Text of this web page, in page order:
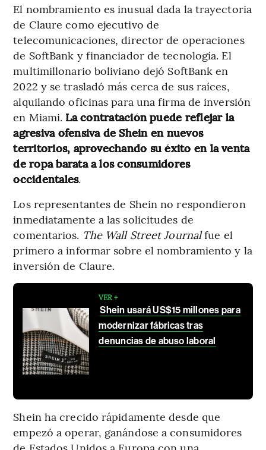
El nombramiento es inusual dada la trayectoria
de Claure como ejecutivo de
telecomunicaciones, director de operaciones
de SoftBank y financiador de tecnología. El
multimillonario boliviano dejó SoftBank en
2022 y se trasladó más cerca de sus raíces,
alquilando oficinas para una firma de inversión
en Miami. La contratación puede reflejar la
agresiva ofensiva de Shein en nuevos
territorios, aprovechando su éxito en la venta
de ropa barata a los consumidores
occidentales.
Los representantes de Shein no respondieron
inmediatamente a las solicitudes de
comentarios. The Wall Street Journalfue el
primero a informar sobre el nombramiento y la
inversión de Claure.
VER +
Shein usará US$15 millones para
modernizar fábricas tras
denuncias de abuso laboral
Shein ha crecido rápidamente desde que
empezó a operar, ganándose a consumidores